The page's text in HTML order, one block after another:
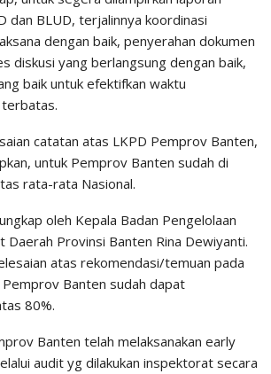
dan BLUD, terjalinnya koordinasi
dengan baik, penyerahan dokumen
diskusi yang berlangsung dengan baik,
baik untuk efektifkan waktu
catatan atas LKPD Pemprov Banten,
untuk Pemprov Banten sudah di
rata-rata Nasional.
oleh Kepala Badan Pengelolaan
Daerah Provinsi Banten Rina Dewiyanti.
atas rekomendasi/temuan pada
Banten sudah dapat
80%.
Banten telah melaksanakan early
audit yg dilakukan inspektorat secara